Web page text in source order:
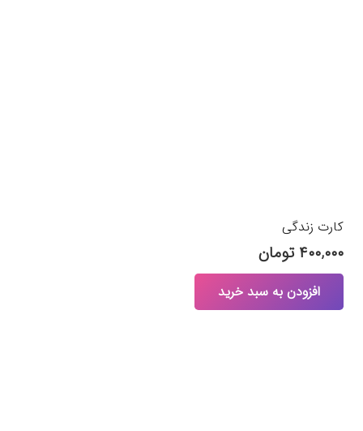
کارت زندگی
۴۰۰,۰۰۰ تومان
افزودن به سبد خرید